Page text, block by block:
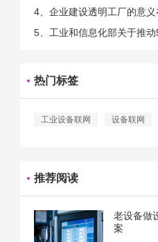
4、企业建设透明工厂的意义
5、工业和信息化部关于推
热门标签
工业设备联网 设备联网
推荐阅读
老设备做
案